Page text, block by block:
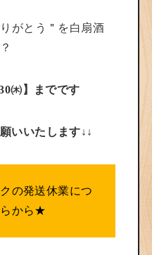
がとう＂を白扇酒
㈭】までです
いいたします↓↓
の発送休業につ
から★